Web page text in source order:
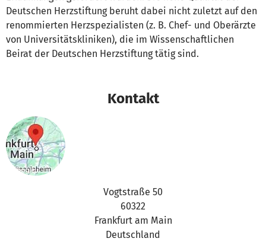
Deutschen Herzstiftung beruht dabei nicht zuletzt auf den
re­nom­mier­ten Herzspezialisten (z. B. Chef- und Oberärzte
von Uni­ver­si­täts­kli­ni­ken), die im Wissenschaftlichen
Beirat der Deutschen Herzstiftung tätig sind.
Kontakt
Vogtstraße 50
60322
Frankfurt am Main
Deutschland